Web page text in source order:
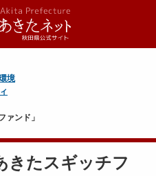
境
ァンド」
きたスギッチフ